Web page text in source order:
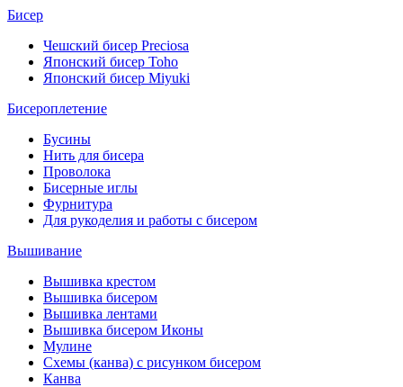
Бисер
Чешский бисер Preciosa
Японский бисер Toho
Японский бисер Miyuki
Бисероплетение
Бусины
Нить для бисера
Проволока
Бисерные иглы
Фурнитура
Для рукоделия и работы с бисером
Вышивание
Вышивка крестом
Вышивка бисером
Вышивка лентами
Вышивка бисером Иконы
Мулине
Схемы (канва) с рисунком бисером
Канва